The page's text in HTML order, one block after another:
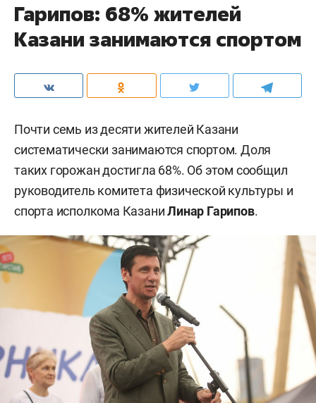
Гарипов: 68% жителей
Казани занимаются спортом
Почти семь из десяти жителей Казани
систематически занимаются спортом. Доля
таких горожан достигла 68%. Об этом сообщил
руководитель комитета физической культуры и
спорта исполкома КазаниЛинар Гарипов.